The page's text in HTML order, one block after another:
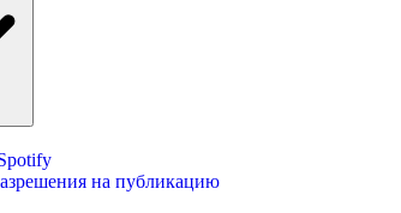
на публикацию